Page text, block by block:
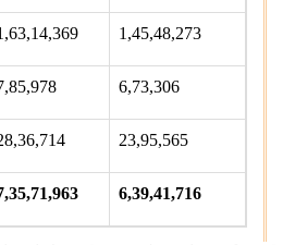
1,45,48,273
6,73,306
23,95,565
6,39,41,716